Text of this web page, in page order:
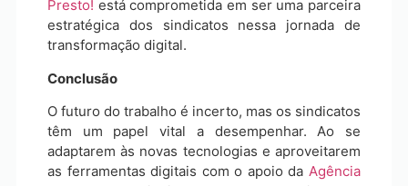
Presto! está comprometida em ser uma parceira
estratégica dos sindicatos nessa jornada de
transformação digital.
Conclusão
O futuro do trabalho é incerto, mas os sindicatos
têm um papel vital a desempenhar. Ao se
adaptarem às novas tecnologias e aproveitarem
as ferramentas digitais com o apoio da Agência